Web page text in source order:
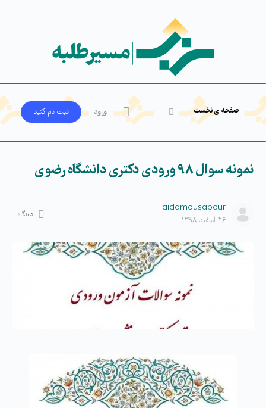
صفحه ی نخست ورود ثبت‌ نام کنید
نمونه سوال ۹۸ ورودی دکتری دانشگاه رضوی
aidamousapour
۲۶ اسفند ۱۳۹۸
دیدگاه